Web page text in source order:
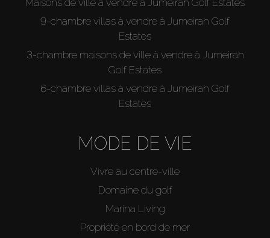
9-chambre villas à vendre à Jumeirah Golf
Estates
3-chambre maisons de ville à vendre à Jumeirah
Golf Estates
6-chambre villas à vendre à Jumeirah Golf
Estates
MODE DE VIE
Vivre au centre-ville
Domaine du golf
Marina Living
Propriété en bord de mer